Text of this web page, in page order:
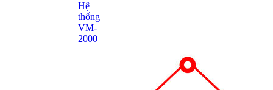
Hệ
thống
VM-
2000